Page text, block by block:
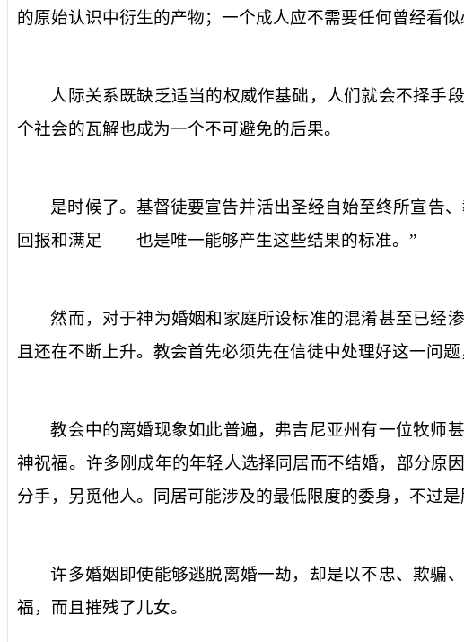
的原始认识中衍生的产物；一个成人应不需要任何曾经看
人际关系既缺乏适当的权威作基础，人们就会不择手
个社会的瓦解也成为一个不可避免的后果。
是时候了。基督徒要宣告并活出圣经自始至终所宣告
回报和满足——也是唯一能够产生这些结果的标准。”
然而，对于神为婚姻和家庭所设标准的混淆甚至已经
且还在不断上升。教会首先必须先在信徒中处理好这一问
教会中的离婚现象如此普遍，弗吉尼亚州有一位牧师
神祝福。许多刚成年的年轻人选择同居而不结婚，部分原
分手，另觅他人。同居可能涉及的最低限度的委身，不过
许多婚姻即使能够逃脱离婚一劫，却是以不忠、欺骗
福，而且摧残了儿女。